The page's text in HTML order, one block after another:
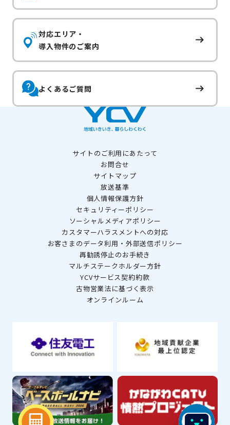
対応エリア・
導入物件のご案内
よくあるご質問
サイトのご利用にあたって
お問合せ
サイトマップ
放送基準
個人情報保護方針
セキュリティーポリシー
ソーシャルメディアポリシー
カスタマーハラスメントへの対応
お客さまのデータ利用・外部送信ポリシー
再勧誘停止のお手続き
マルチステークホルダー方針
YCVサービス契約約款
古物営業法に基づく表示
オンラインルーム